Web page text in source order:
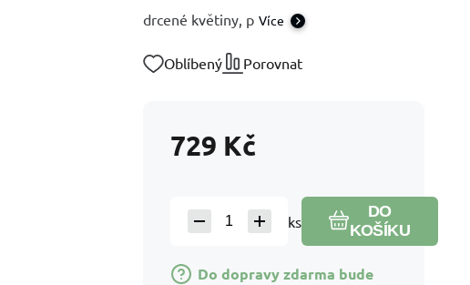
drcené květiny, p Více
Oblíbený Porovnat
729 Kč
ks
DO
KOŠÍKU
Do dopravy zdarma bude